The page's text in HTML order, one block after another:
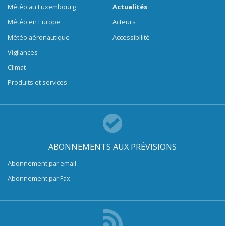
Météo au Luxembourg
Météo en Europe
Météo aéronautique
Vigilances
Climat
Produits et services
Actualités
Acteurs
Accessibilité
ABONNEMENTS AUX PRÉVISIONS
Abonnement par email
Abonnement par Fax